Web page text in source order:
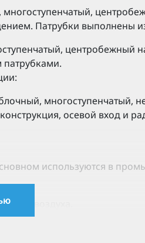
Патрубки выполнены
центробежный
многоступенчатый,
осевой вход и
используются в
воздуха.
водонагрева.